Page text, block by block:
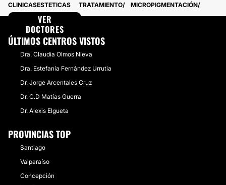
VER
DOCTORES
CLINICASESTETICAS TRATAMIENTO MICROPIGMENTACIÓN
ÚLTIMOS CENTROS VISTOS
Dra. Claudia Olmos Nieva
Dra. Estefanía Fernández Urrutia
Dr. Jorge Arcentales Cruz
Dr. C.D Matías Guerra
Dr. Alexis Elgueta
PROVINCIAS TOP
Santiago
Valparaíso
Concepción